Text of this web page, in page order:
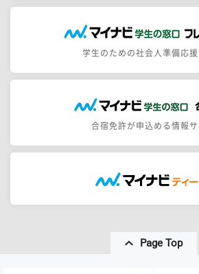
学生のための社会人準備応援
合宿免許が申込める情報サ
Page Top